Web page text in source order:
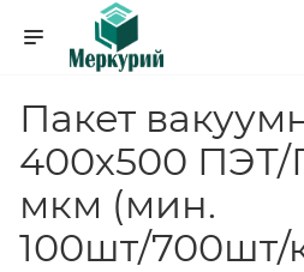
Пакет
400х500 ПЭТ/
мкм (мин.
100шт/700шт/